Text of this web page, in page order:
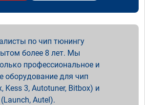
по чип тюнингу
более 8 лет. Мы
профессиональное и
оборудование для чип
Kess 3, Autotuner, Bitbox) и
Autel).